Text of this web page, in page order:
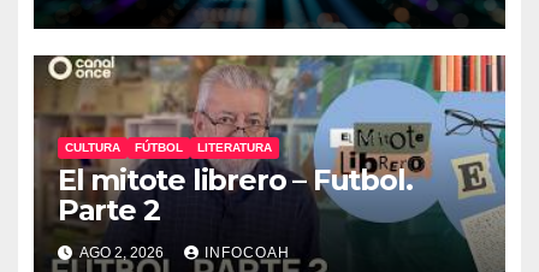
CULTURA FÚTBOL LITERATURA
El mitote librero – Futbol.
Parte 2
AGO 2, 2026 INFOCOAH